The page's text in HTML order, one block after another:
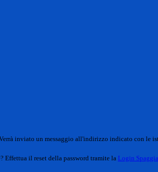
inviato un messaggio all'indirizzo indicato con le
Effettua il reset della password tramite la Login